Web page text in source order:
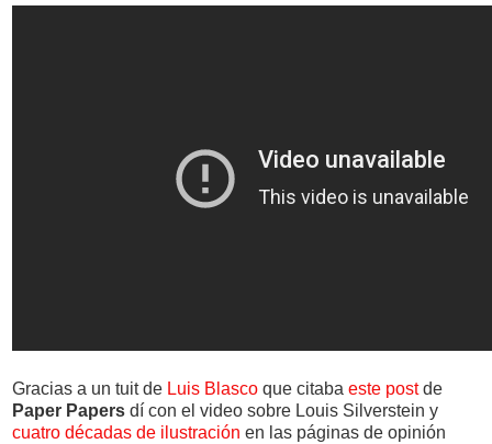
Gracias a un tuit de Luis Blasco que citaba este postde
Paper Papers dí con el video sobre Louis Silverstein y
cuatro décadas de ilustración en las páginas de opinión